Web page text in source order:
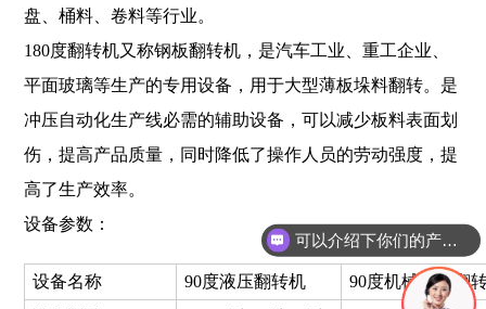
盘、桶料、卷料等行业。
180度翻转机又称钢板翻转机，是汽车工业、重工企业、
平面玻璃等生产的专用设备，用于大型薄板垛料翻转。是
冲压自动化生产线必需的辅助设备，可以减少板料表面划
伤，提高产品质量，同时降低了操作人员的劳动强度，提
高了生产效率。
设备参数：
设备名称 90度液压翻转机
90度机械链式翻
可以介绍下你们的产品么？